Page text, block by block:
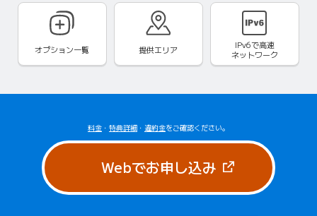
オプション一覧 提供エリア IPv6で高速
ネットワーク
料金 ・ 特典詳細 ・ 違約金をご確認ください。
Webでお申し込み（新しいタブ